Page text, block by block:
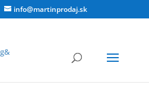
info@martinprodaj.sk